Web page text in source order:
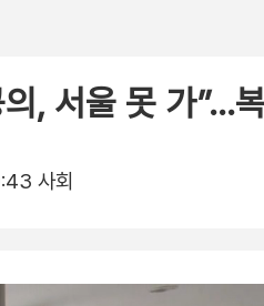
, 서울 못 가”…
사회